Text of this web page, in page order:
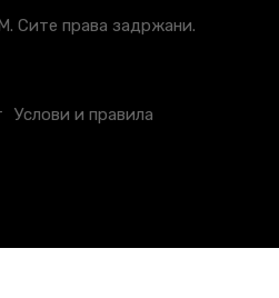
Сите права задржани.
Услови и правила